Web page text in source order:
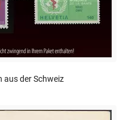
aus der Schweiz